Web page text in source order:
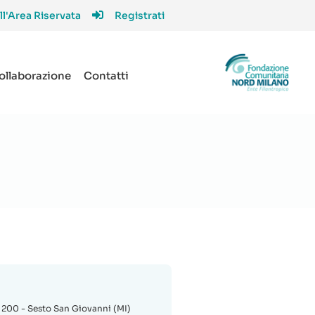
Riservata Registrati
Contatti
- Sesto San Giovanni (MI)